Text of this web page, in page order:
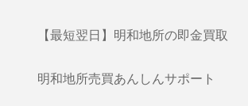
【最短翌日】明和地所の即金買取
明和地所売買あんしんサポート